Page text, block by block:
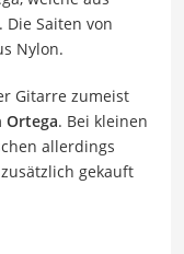
Saiten von
Nylon.
Gitarre zumeist
Ortega. Bei kleinen
allerdings
gekauft